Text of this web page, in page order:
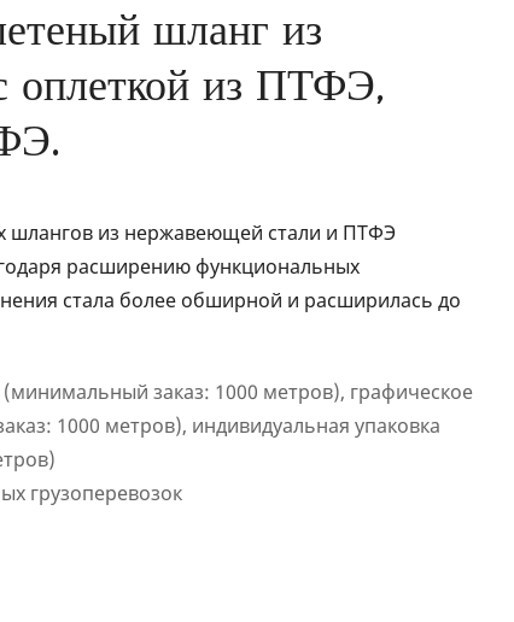
шланг из
оплеткой из ПТФЭ,
шлангов из нержавеющей стали и ПТФЭ
расширению функциональных
стала более обширной и расширилась до
(минимальный заказ: 1000 метров), графическое
1000 метров), индивидуальная упаковка
грузоперевозок